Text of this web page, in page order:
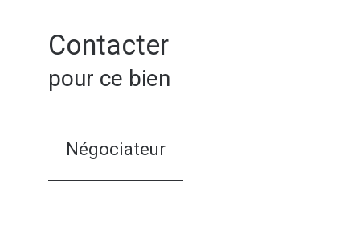
Contacter
pour ce bien
Négociateur